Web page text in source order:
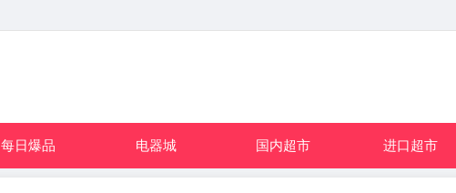
每日爆品 电器城 国内超市 进口超市